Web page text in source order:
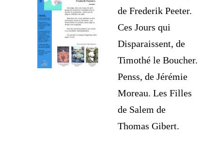
de Frederik Peeter.
Ces Jours qui
Disparaissent, de
Timothé le Boucher.
Penss, de Jérémie
Moreau. Les Filles
de Salem de
Thomas Gibert.